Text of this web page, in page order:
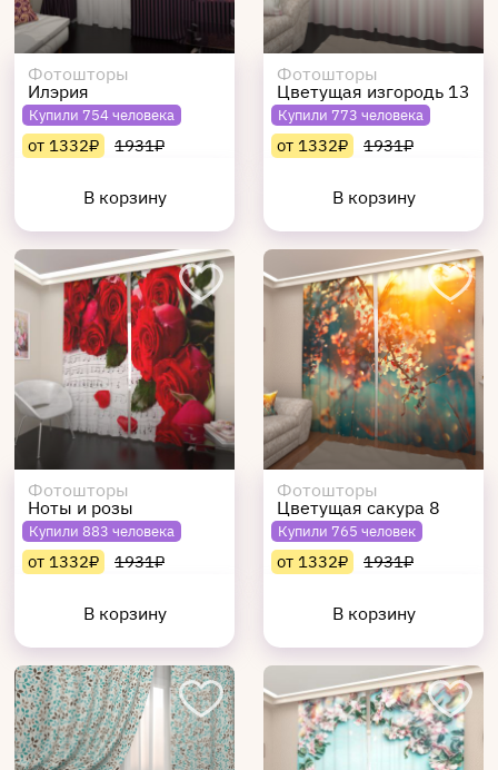
Фотошторы
Илэрия
Купили 754 человека
от 1332₽ 1931₽
В корзину
Фотошторы
Цветущая изгородь 13
Купили 773 человека
от 1332₽ 1931₽
В корзину
Фотошторы
Ноты и розы
Купили 883 человека
от 1332₽ 1931₽
В корзину
Фотошторы
Цветущая сакура 8
Купили 765 человек
от 1332₽ 1931₽
В корзину